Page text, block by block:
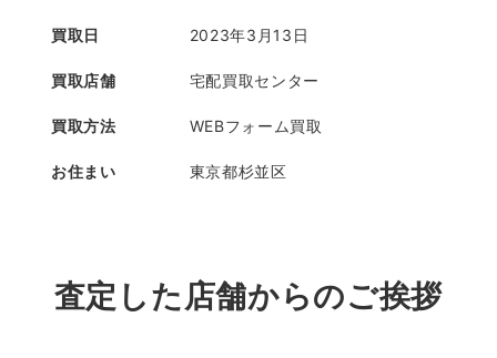
買取日 2023年3月13日
買取店舗 宅配買取センター
買取方法 WEBフォーム買取
お住まい 東京都杉並区
査定した店舗からのご挨拶